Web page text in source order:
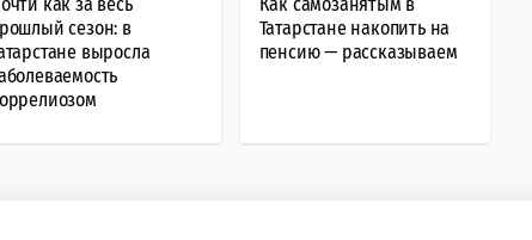
сезон: в
выросла
Татарстане накопить на
пенсию — рассказываем